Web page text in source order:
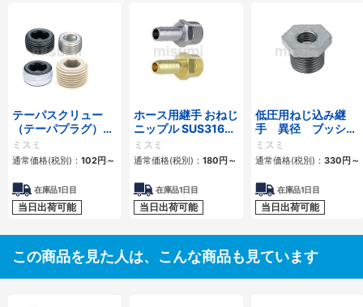
テーパスクリュー
（テーパプラグ）
【SUS316/SUSXM7
相当/PEEK/合金
ミスミ
通常価格(税別)： 102円 ～
在庫品1日目
当日出荷可能
ホース用継手 おねじ
ニップル SUS316・
SUS304・黄銅
ミスミ
通常価格(税別)： 180 円 ～
在庫品1日目
当日出荷可能
低圧用ねじ込み継
手 異径 ブッシン
グ
ミスミ
通常価格(税別)： 330 円 ～
在庫品1日目
当日出荷可能
この商品を見た人は、こんな商品も見ています